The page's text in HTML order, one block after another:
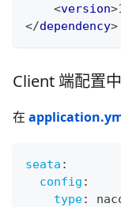
<version>
</dependency>
Client 端配置
在
seata :
config :
type: